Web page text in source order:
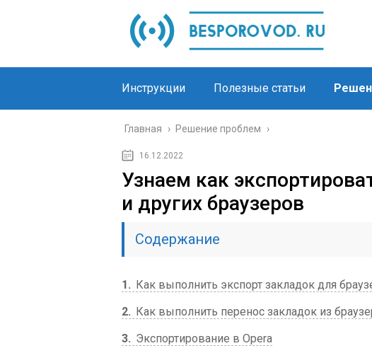
Инструкции Полезные статьи
Главная › Решение проблем ›
16.12.2022
Узнаем как
и других браузеров
Содержание
1
Как выполнить экспорт закладок для
2
Как выполнить перенос закладок из
3
Экспортирование в Opera